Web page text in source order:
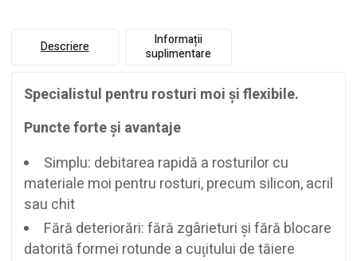
Descriere
Informații
suplimentare
Specialistul pentru rosturi moi şi flexibile.
Puncte forte şi avantaje
Simplu: debitarea rapidă a rosturilor cu
materiale moi pentru rosturi, precum silicon, acril
sau chit
Fără deteriorări: fără zgârieturi şi fără blocare
datorită formei rotunde a cuţitului de tăiere